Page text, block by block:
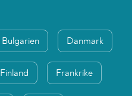
Bulgarien Danmark
Finland Frankrike